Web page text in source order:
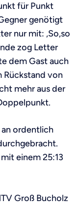
für Punkt
genötigt
nur mit: „So,so
zog Letter
dem Gast auch
Rückstand von
mehr aus der
ordentlich
einem 25:13
Groß Bucholz